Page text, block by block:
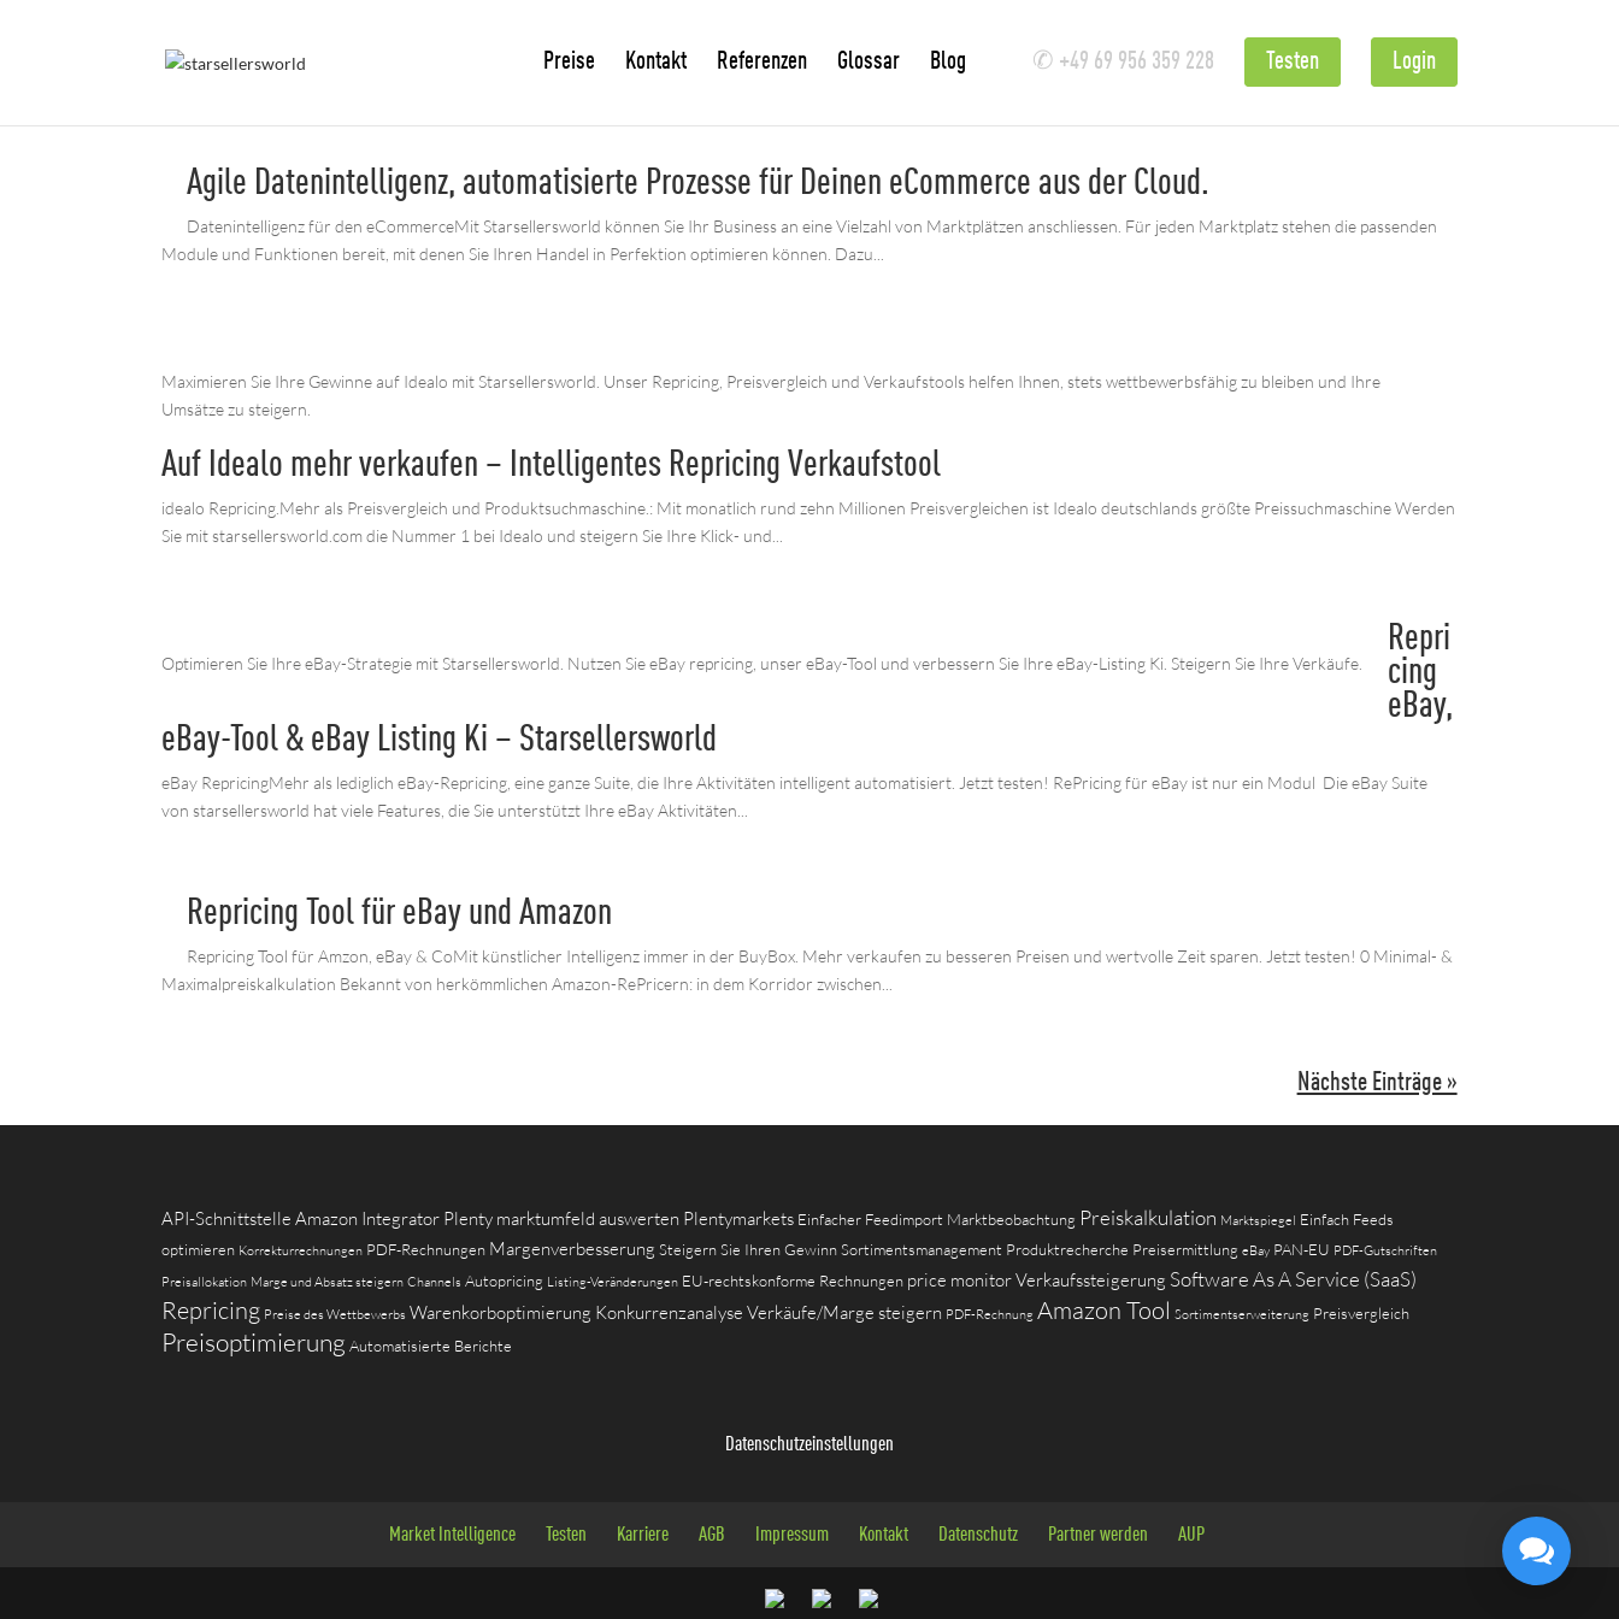
Preise Kontakt Referenzen Glossar Blog ✆ +49 69 956 359 228 Testen Login
Agile Datenintelligenz, automatisierte Prozesse für Deinen eCommerce aus der Cloud.
Datenintelligenz für den eCommerceMit Starsellersworld können Sie Ihr Business an eine Vielzahl von Marktplätzen anschliessen. Für jeden Marktplatz stehen die passenden
Module und Funktionen bereit, mit denen Sie Ihren Handel in Perfektion optimieren können. Dazu...
Maximieren Sie Ihre Gewinne auf Idealo mit Starsellersworld. Unser Repricing, Preisvergleich und Verkaufstools helfen Ihnen, stets wettbewerbsfähig zu bleiben und Ihre
Umsätze zu steigern.
Auf Idealo mehr verkaufen – Intelligentes Repricing Verkaufstool
idealo Repricing.Mehr als Preisvergleich und Produktsuchmaschine.: Mit monatlich rund zehn Millionen Preisvergleichen ist Idealo deutschlands größte Preissuchmaschine Werden
Sie mit starsellersworld.com die Nummer 1 bei Idealo und steigern Sie Ihre Klick- und...
Optimieren Sie Ihre eBay-Strategie mit Starsellersworld. Nutzen Sie eBay repricing, unser eBay-Tool und verbessern Sie Ihre eBay-Listing Ki. Steigern Sie Ihre Verkäufe.
Repri
cing
eBay,
eBay-Tool & eBay Listing Ki – Starsellersworld
eBay RepricingMehr als lediglich eBay-Repricing, eine ganze Suite, die Ihre Aktivitäten intelligent automatisiert. Jetzt testen! RePricing für eBay ist nur ein Modul Die eBay Suite
von starsellersworld hat viele Features, die Sie unterstützt Ihre eBay Aktivitäten...
Repricing Tool für eBay und Amazon
Repricing Tool für Amzon, eBay & CoMit künstlicher Intelligenz immer in der BuyBox. Mehr verkaufen zu besseren Preisen und wertvolle Zeit sparen. Jetzt testen! 0 Minimal- &
Maximalpreiskalkulation Bekannt von herkömmlichen Amazon-RePricern: in dem Korridor zwischen...
Nächste Einträge »
API-Schnittstelle Amazon Integrator Plenty marktumfeld auswerten Plentymarkets Einfacher Feedimport Marktbeobachtung Preiskalkulation Marktspiegel Einfach Feeds
optimieren Korrekturrechnungen PDF-Rechnungen Margenverbesserung Steigern Sie Ihren Gewinn Sortimentsmanagement Produktrecherche Preisermittlung eBay PAN-EU PDF-Gutschriften
Preisallokation Marge und Absatz steigern Channels Autopricing Listing-Veränderungen EU-rechtskonforme Rechnungen price monitorVerkaufssteigerung Software As A Service (SaaS)
Repricing Preise des Wettbewerbs Warenkorboptimierung Konkurrenzanalyse Verkäufe/Marge steigern PDF-Rechnung Amazon Tool Sortimentserweiterung Preisvergleich
Preisoptimierung Automatisierte Berichte
Datenschutzeinstellungen
Market Intelligence Testen Karriere AGB Impressum Kontakt Datenschutz Partner werden AUP